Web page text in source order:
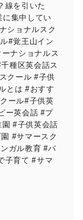
線を引いた
に集中してい
ショナルスク
#覚王山イン
ナショナルス
種区英会話ス
クール #子供
とは #おすす
ール#子供英
ー英会話 #プ
#子供英会話
#サマースク
ガル教育 #バ
子育て #サマ